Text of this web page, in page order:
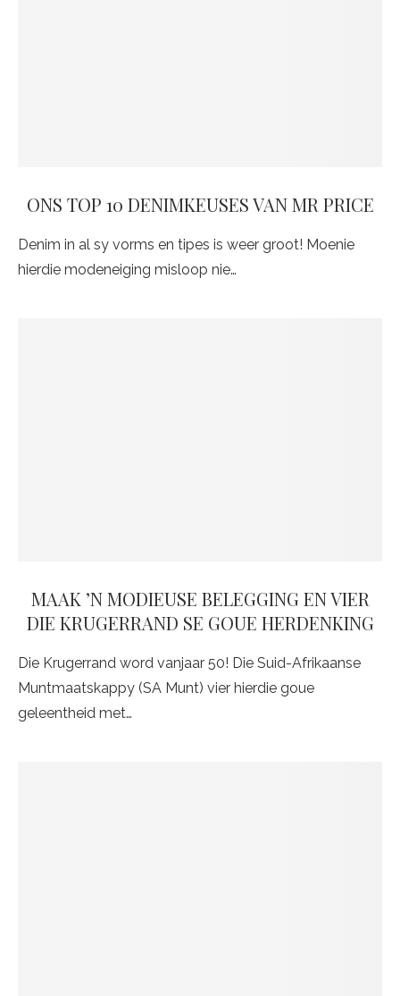
ONS TOP 10 DENIMKEUSES VAN MR PRICE
Denim in al sy vorms en tipes is weer groot! Moenie
hierdie modeneiging misloop nie…
MAAK ʼN MODIEUSE BELEGGING EN VIER D
IE KRUGERRAND SE GOUE HERDENKING
Die Krugerrand word vanjaar 50! Die Suid-Afrikaanse
Muntmaatskappy (SA Munt) vier hierdie goue
geleentheid met…